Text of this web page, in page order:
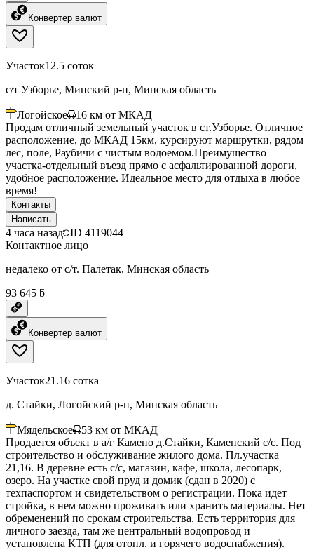
Конвертер валют
Участок12.5 соток
с/т Узборье, Минский р-н, Минская область
Логойское 16 км от МКАД
Продам отличный земельный участок в ст.Узборье. Отличное
расположение, до МКАД 15км, курсируют маршрутки, рядом
лес, поле, Раубичи с чистым водоемом.Преимущество
участка-отдельный въезд прямо с асфальтированной дороги,
удобное расположение. Идеальное место для отдыха в любое
время!
Контакты
Написать
4 часа назад ID 4119044
Контактное лицо
недалеко от с/т. Палетак, Минская область
93 645 ƃ
Конвертер валют
Участок21.16 сотка
д. Стайки, Логойский р-н, Минская область
Мядельское 53 км от МКАД
Продается объект в а/г Камено д.Стайки, Каменский с/с. Под
строительство и обслуживание жилого дома. Пл.участка
21,16. В деревне есть с/с, магазин, кафе, школа, лесопарк,
озеро. На участке свой пруд и домик (сдан в 2020) с
техпаспортом и свидетельством о регистрации. Пока идет
стройка, в нем можно проживать или хранить материалы. Нет
обременений по срокам строительства. Есть территория для
личного заезда, там же центральный водопровод и
установлена КТП (для отопл. и горячего водоснабжения).